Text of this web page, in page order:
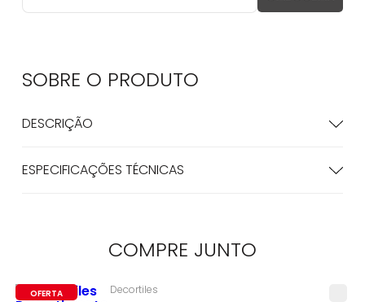
SOBRE O PRODUTO
DESCRIÇÃO
ESPECIFICAÇÕES TÉCNICAS
COMPRE JUNTO
OFERTA Decortiles